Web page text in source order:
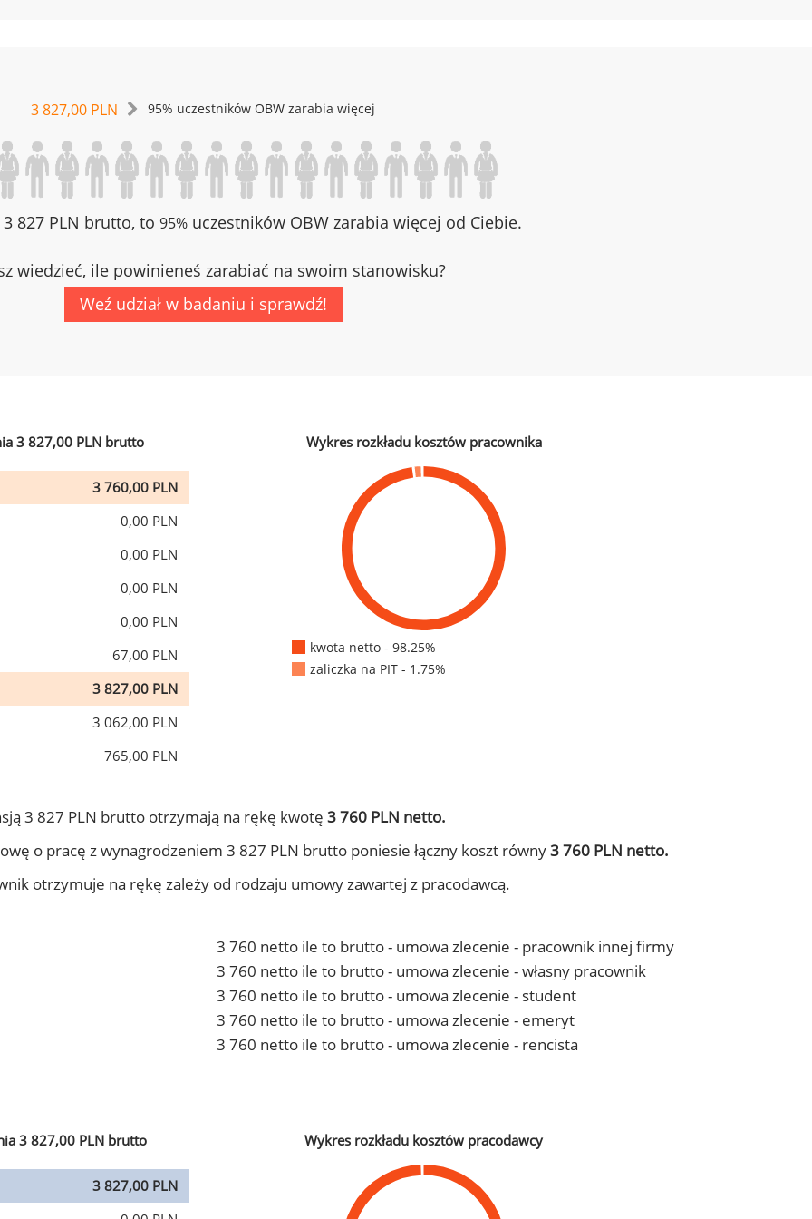
3 827,00 PLN 95% uczestników OBW zarabia więcej
827 PLN brutto, to 95%uczestników OBW zarabia więcej od Ciebie.
wiedzieć, ile powinieneś zarabiać na swoim stanowisku?
Weź udział w badaniu i sprawdź!
3 827,00 PLN brutto
3 760,00 PLN
0,00 PLN
0,00 PLN
0,00 PLN
0,00 PLN
67,00 PLN
3 827,00 PLN
3 062,00 PLN
765,00 PLN
Wykres rozkładu kosztów pracownika
kwota netto - 98.25%
zaliczka na PIT - 1.75%
3 827 PLN brutto otrzymają na rękę kwotę 3 760 PLN netto.
o pracę z wynagrodzeniem 3 827 PLN brutto poniesie łączny koszt równy3 760 PLN netto.
otrzymuje na rękę zależy od rodzaju umowy zawartej z pracodawcą.
3 760 netto ile to brutto - umowa zlecenie - pracownik innej firmy
3 760 netto ile to brutto - umowa zlecenie - własny pracownik
3 760 netto ile to brutto - umowa zlecenie - student
3 760 netto ile to brutto - umowa zlecenie - emeryt
3 760 netto ile to brutto - umowa zlecenie - rencista
3 827,00 PLN brutto
3 827,00 PLN
Wykres rozkładu kosztów pracodawcy